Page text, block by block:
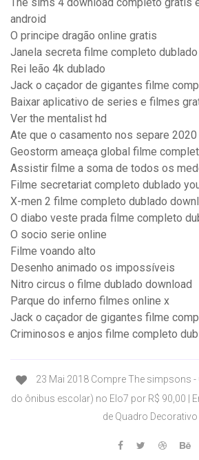
The sims 4 download completo gratis
android
O principe dragão online gratis
Janela secreta filme completo dublado
Rei leão 4k dublado
Jack o caçador de gigantes filme
Baixar aplicativo de series e filmes
Ver the mentalist hd
Ate que o casamento nos separe 2020
Geostorm ameaça global filme
Assistir filme a soma de todos os
Filme secretariat completo dublado
X-men 2 filme completo dublado
O diabo veste prada filme completo
O socio serie online
Filme voando alto
Desenho animado os impossíveis
Nitro circus o filme dublado download
Parque do inferno filmes online x
Jack o caçador de gigantes filme
Criminosos e anjos filme completo
23 Mai 2018 Compre The simpsons
do ônibus escolar) no Elo7 por R$ 90,00 |
de Quadro Decorativo